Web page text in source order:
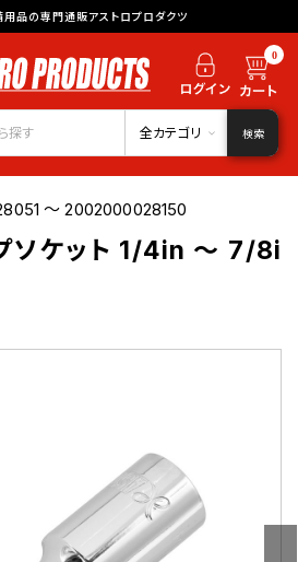
用品の専門通販アストロプロダクツ
0
全カテゴリ 検索
～ 2002000028150
ソケット 1/4in ～ 7/8i